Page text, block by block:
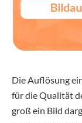
Die Auflösung
für die Qualität
groß ein Bild